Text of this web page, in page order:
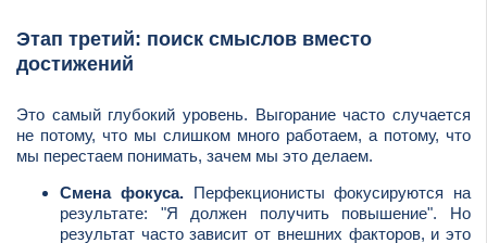
Этап третий: поиск смыслов вместо
достижений
Это самый глубокий уровень. Выгорание часто случается
не потому, что мы слишком много работаем, а потому, что
мы перестаем понимать, зачем мы это делаем.
Смена фокуса.Перфекционисты фокусируются на
результате: "Я должен получить повышение". Но
результат часто зависит от внешних факторов, и это